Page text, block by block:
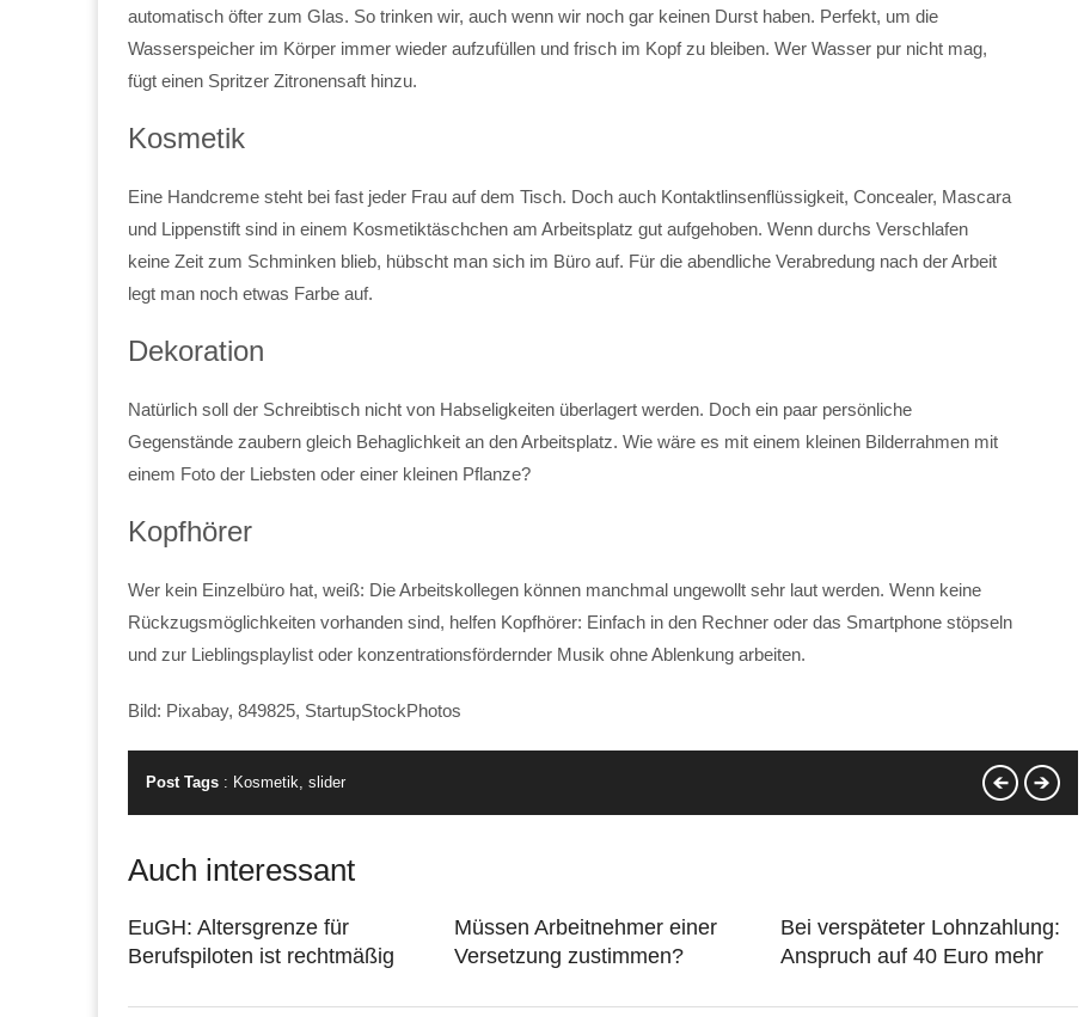
automatisch öfter zum Glas. So trinken wir, auch wenn wir noch gar keinen Durst haben. Perfekt, um die
Wasserspeicher im Körper immer wieder aufzufüllen und frisch im Kopf zu bleiben. Wer Wasser pur nicht mag,
fügt einen Spritzer Zitronensaft hinzu.
Kosmetik
Eine Handcreme steht bei fast jeder Frau auf dem Tisch. Doch auch Kontaktlinsenflüssigkeit, Concealer, Mascara
und Lippenstift sind in einem Kosmetiktäschchen am Arbeitsplatz gut aufgehoben. Wenn durchs Verschlafen
keine Zeit zum Schminken blieb, hübscht man sich im Büro auf. Für die abendliche Verabredung nach der Arbeit
legt man noch etwas Farbe auf.
Dekoration
Natürlich soll der Schreibtisch nicht von Habseligkeiten überlagert werden. Doch ein paar persönliche
Gegenstände zaubern gleich Behaglichkeit an den Arbeitsplatz. Wie wäre es mit einem kleinen Bilderrahmen mit
einem Foto der Liebsten oder einer kleinen Pflanze?
Kopfhörer
Wer kein Einzelbüro hat, weiß: Die Arbeitskollegen können manchmal ungewollt sehr laut werden. Wenn keine
Rückzugsmöglichkeiten vorhanden sind, helfen Kopfhörer: Einfach in den Rechner oder das Smartphone stöpseln
und zur Lieblingsplaylist oder konzentrationsfördernder Musik ohne Ablenkung arbeiten.
Bild: Pixabay, 849825, StartupStockPhotos
Post Tags : Kosmetik slider
Auch interessant
EuGH: Altersgrenze für
Berufspiloten ist rechtmäßig
Müssen Arbeitnehmer einer
Versetzung zustimmen?
Bei verspäteter Lohnzahlung:
Anspruch auf 40 Euro mehr